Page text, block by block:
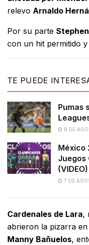
relevo Arnaldo
Por su parte
con un hit permitido
TE PUEDE
Pumas
8 DE
México
Juegos
(VIDEO)
7 DE
Cardenales de Lara,
abrieron la pizarra
Manny Bañuelos,